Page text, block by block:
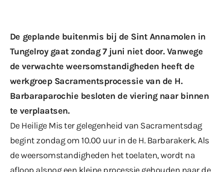
De geplande buitenmis bij de Sint Annamolen in
Tungelroy gaat zondag 7 juni niet door. Vanwege
de verwachte weersomstandigheden heeft de
werkgroep Sacramentsprocessie van de H.
Barbaraparochie besloten de viering naar binnen
te verplaatsen.
De Heilige Mis ter gelegenheid van Sacramentsdag
begint zondag om 10.00 uur in de H. Barbarakerk. Als
de weersomstandigheden het toelaten, wordt na
afloop alsnog een kleine processie gehouden naar de